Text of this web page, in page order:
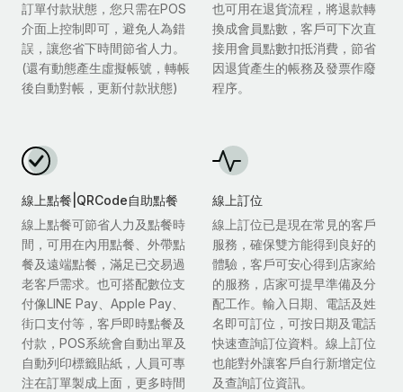
訂單付款狀態，您只需在POS
介面上控制即可，避免人為錯
誤，讓您省下時間節省人力。
(還有動態產生虛擬帳號，轉帳
後自動對帳，更新付款狀態)
也可用在退貨流程，將退款轉
換成會員點數，客戶可下次直
接用會員點數扣抵消費，節省
因退貨產生的帳務及發票作廢
程序。
線上點餐|QRCode自助點餐
線上點餐可節省人力及點餐時
間，可用在內用點餐、外帶點
餐及遠端點餐，滿足已交易過
老客戶需求。也可搭配數位支
付像LINE Pay、Apple Pay、
街口支付等，客戶即時點餐及
付款，POS系統會自動出單及
自動列印標籤貼紙，人員可專
注在訂單製成上面，更多時間
線上訂位
線上訂位已是現在常見的客戶
服務，確保雙方能得到良好的
體驗，客戶可安心得到店家給
的服務，店家可提早準備及分
配工作。輸入日期、電話及姓
名即可訂位，可按日期及電話
快速查詢訂位資料。線上訂位
也能對外讓客戶自行新增定位
及查詢訂位資訊。